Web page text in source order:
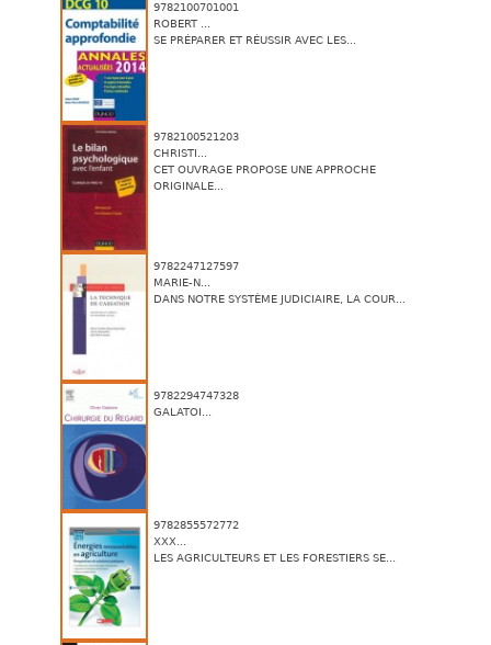
9782100701001
ROBERT ...
SE PRÉPARER ET RÉUSSIR AVEC LES...
9782100521203
CHRISTI...
CET OUVRAGE PROPOSE UNE APPROCHE
ORIGINALE...
9782247127597
MARIE-N...
DANS NOTRE SYSTÈME JUDICIAIRE, LA COUR...
9782294747328
GALATOI...
9782855572772
XXX...
LES AGRICULTEURS ET LES FORESTIERS SE...